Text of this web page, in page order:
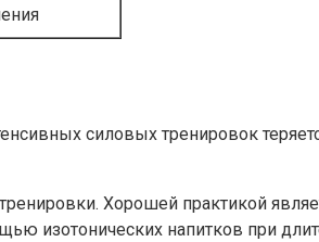
силовых тренировок
Хорошей практикой
изотонических напитков при